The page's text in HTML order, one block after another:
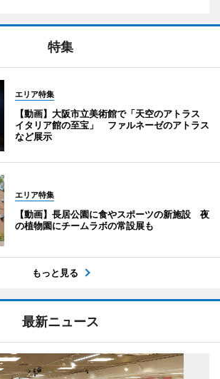
特集
エリア特集
【動画】大阪市立美術館で「天空のアトラス
イタリア館の至宝」 ファルネーゼのアトラス
など展示
エリア特集
【動画】長居公園に食やスポーツの新施設 夜
の植物園にチームラボの常設展も
もっと見る
最新ニュース